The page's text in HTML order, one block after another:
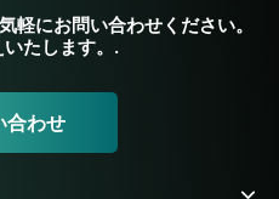
軽にお問い合わせください。
たします。.
合わせ